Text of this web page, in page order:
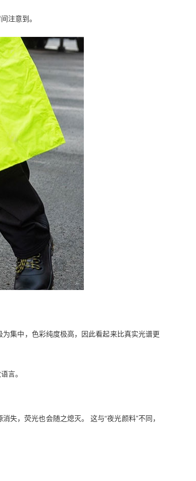
注意到。
集中，色彩纯度极高，因此看起来比真实光谱更
言。
失，荧光也会随之熄灭。 这与“夜光颜料”不同，